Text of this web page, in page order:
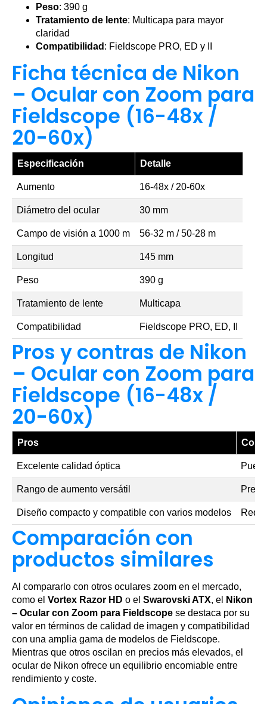
Peso: 390 g
Tratamiento de lente: Multicapa para mayor
claridad
Compatibilidad : Fieldscope PRO, ED y II
Ficha técnica de Nikon
– Ocular con Zoom para
Fieldscope (16-48x /
20-60x)
Especificación Detalle
Aumento 16-48x / 20-60x
Diámetro del ocular 30 mm
Campo de visión a 1000 m 56-32 m / 50-28 m
Longitud 145 mm
Peso 390 g
Tratamiento de lente Multicapa
Compatibilidad Fieldscope PRO, ED, II
Pros y contras de Nikon
– Ocular con Zoom para
Fieldscope (16-48x /
20-60x)
Pros
Excelente calidad óptica
Rango de aumento versátil
Diseño compacto y compatible con varios modelos
Comparación con
productos similares
Al compararlo con otros oculares zoom en el mercado,
como el Vortex Razor HD o el Swarovski ATX, el
Nikon
– Ocular con Zoom para Fieldscope se destaca por su
valor en términos de calidad de imagen y compatibilidad
con una amplia gama de modelos de Fieldscope.
Mientras que otros oscilan en precios más elevados, el
ocular de Nikon ofrece un equilibrio encomiable entre
rendimiento y coste.